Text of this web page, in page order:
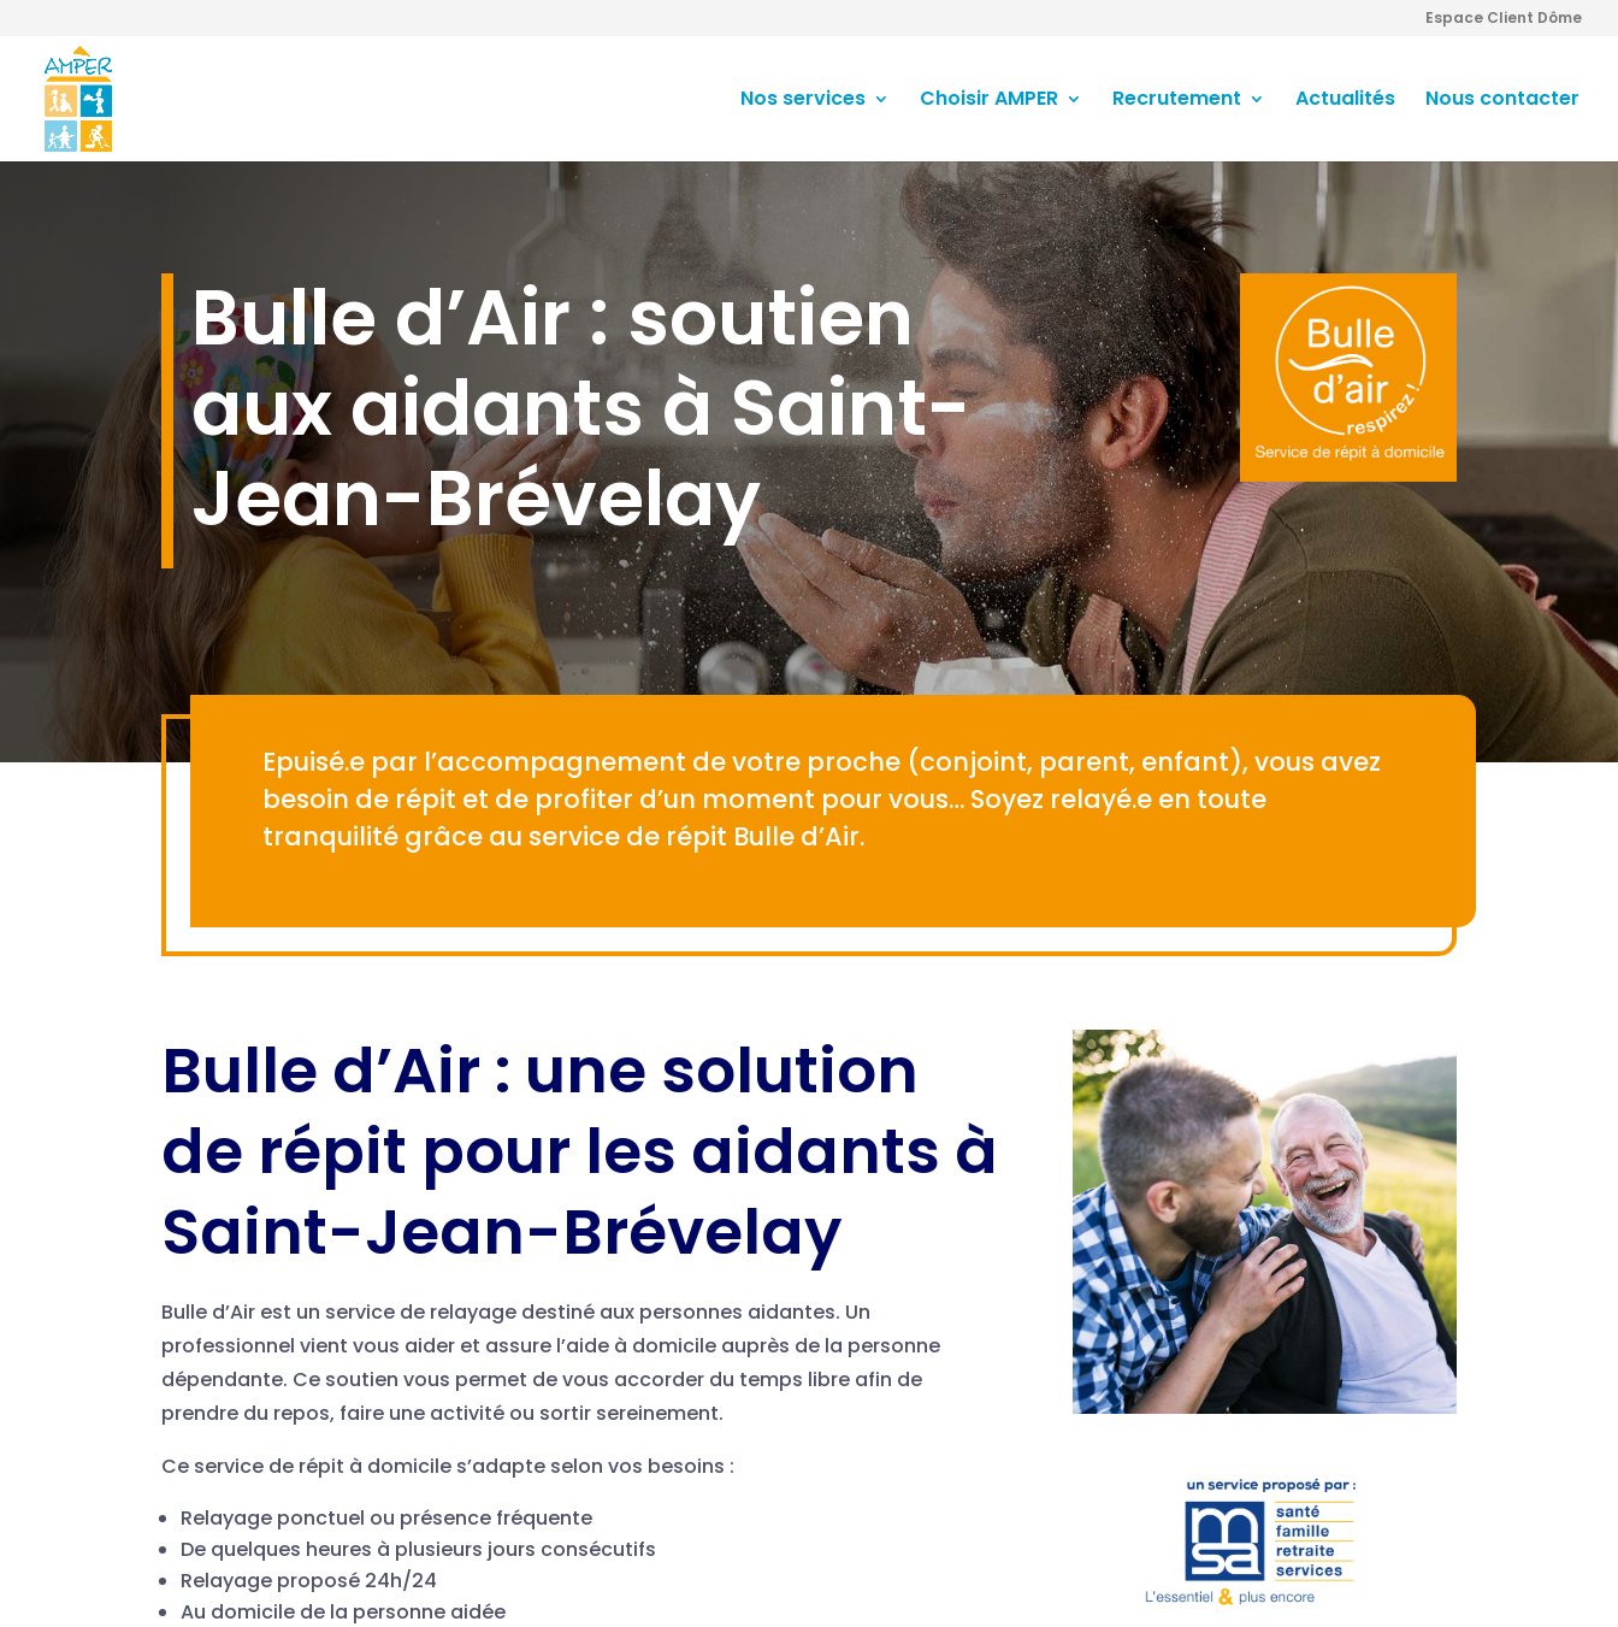
Espace Client Dôme
Nos services Choisir AMPER Recrutement Actualités Nous contacter
Bulle d’Air : soutien
aux aidants à Saint-
Jean-Brévelay
Epuisé.e par l’accompagnement de votre proche (conjoint, parent, enfant), vous avez
besoin de répit et de profiter d’un moment pour vous… Soyez relayé.e en toute
tranquilité grâce au service de répit Bulle d’Air.
Bulle d’Air : une solution
de répit pour les aidants à
Saint-Jean-Brévelay
Bulle d’Air est un service de relayage destiné aux personnes aidantes. Un
professionnel vient vous aider et assure l’aide à domicile auprès de la personne
dépendante. Ce soutien vous permet de vous accorder du temps libre afin de
prendre du repos, faire une activité ou sortir sereinement.
Ce service de répit à domicile s’adapte selon vos besoins :
Relayage ponctuel ou présence fréquente
De quelques heures à plusieurs jours consécutifs
Relayage proposé 24h/24
Au domicile de la personne aidée